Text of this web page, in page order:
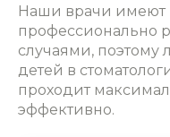
Наши врачи
профессионально
случаями, поэтому
детей в
проходит
эффективно.